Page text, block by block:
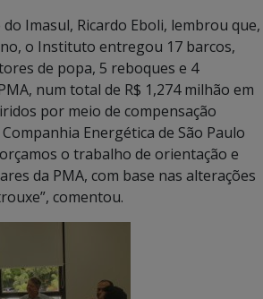
Imasul, Ricardo Eboli, lembrou que,
o Instituto entregou 17 barcos,
de popa, 5 reboques e 4
num total de R$ 1,274 milhão em
por meio de compensação
Energética de São Paulo
o trabalho de orientação e
da PMA, com base nas alterações
comentou.